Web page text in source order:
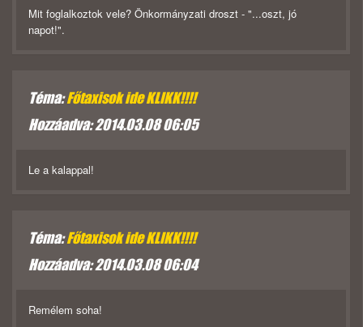
Mit foglalkoztok vele? Önkormányzati droszt - "...oszt, jó
napot!".
Téma:Főtaxisok ide KLIKK!!!!
Hozzáadva: 2014.03.08 06:05
Le a kalappal!
Téma:Főtaxisok ide KLIKK!!!!
Hozzáadva: 2014.03.08 06:04
Remélem soha!